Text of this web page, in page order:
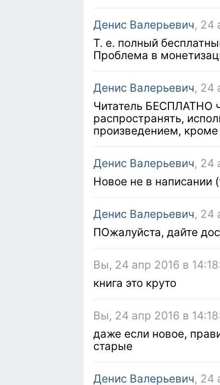
Денис Валерьевич, 24
Т. е. полный
Проблема в
Денис Валерьевич, 24
Читатель БЕСПЛАТНО
распространять,
произведением,
Денис Валерьевич, 24
Новое не в написании
Денис Валерьевич, 24
ПОжалуйста, дайте
Вы, 24 апр 2016 в
книга это круто
Вы, 24 апр 2016 в
даже если новое,
старые
Денис Валерьевич, 24